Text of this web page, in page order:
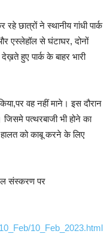
छात्रों ने स्थानीय गांधी पार्क
एस्लेहॉल से घंटाघर, दोनों
हुए पार्क के बाहर भारी
वह नहीं माने। इस दौरान
पत्थरबाजी भी होने का
को काबू करने के लिए
संस्करण पर
10_Feb_2023.html